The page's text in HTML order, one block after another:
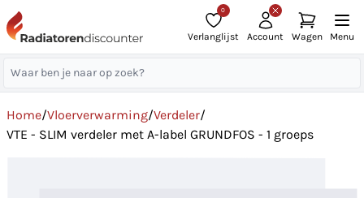
0
Verlanglijst Account Wagen Menu
Home/Vloerverwarming/Verdeler/
VTE - SLIM verdeler met A-label GRUNDFOS - 1 groeps